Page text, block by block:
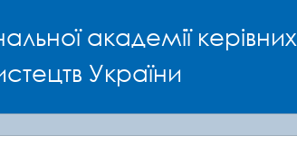
академії керівних
України